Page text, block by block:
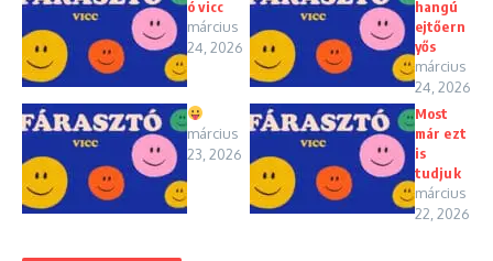
ó vicc
március
24, 2026
hangú
ejtőern
yős
március
24, 2026
március
23, 2026
Most
már ezt
is
tudjuk
március
22, 2026